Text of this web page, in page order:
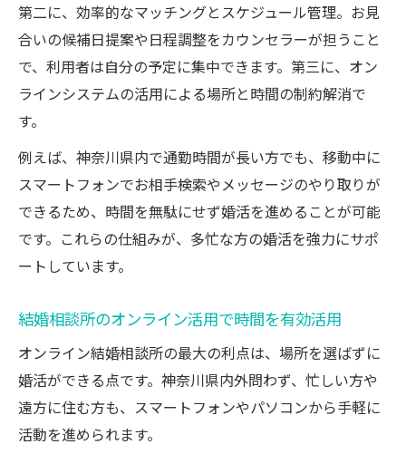
第二に、効率的なマッチングとスケジュール管理。お見
合いの候補日提案や日程調整をカウンセラーが担うこと
で、利用者は自分の予定に集中できます。第三に、オン
ラインシステムの活用による場所と時間の制約解消で
す。
例えば、神奈川県内で通勤時間が長い方でも、移動中に
スマートフォンでお相手検索やメッセージのやり取りが
できるため、時間を無駄にせず婚活を進めることが可能
です。これらの仕組みが、多忙な方の婚活を強力にサポ
ートしています。
結婚相談所のオンライン活用で時間を有効活用
オンライン結婚相談所の最大の利点は、場所を選ばずに
婚活ができる点です。神奈川県内外問わず、忙しい方や
遠方に住む方も、スマートフォンやパソコンから手軽に
活動を進められます。